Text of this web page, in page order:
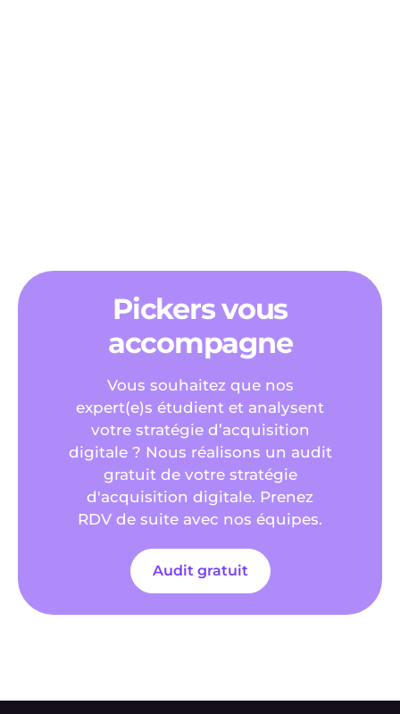
Pickers vous
accompagne
Vous souhaitez que nos
expert(e)s étudient et analysent
votre stratégie d’acquisition
digitale ? Nous réalisons un audit
gratuit de votre stratégie
d'acquisition digitale. Prenez
RDV de suite avec nos équipes.
Audit gratuit